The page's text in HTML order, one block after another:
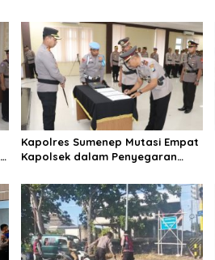
Kapolres Sumenep Mutasi Empat
Kapolsek dalam Penyegaran